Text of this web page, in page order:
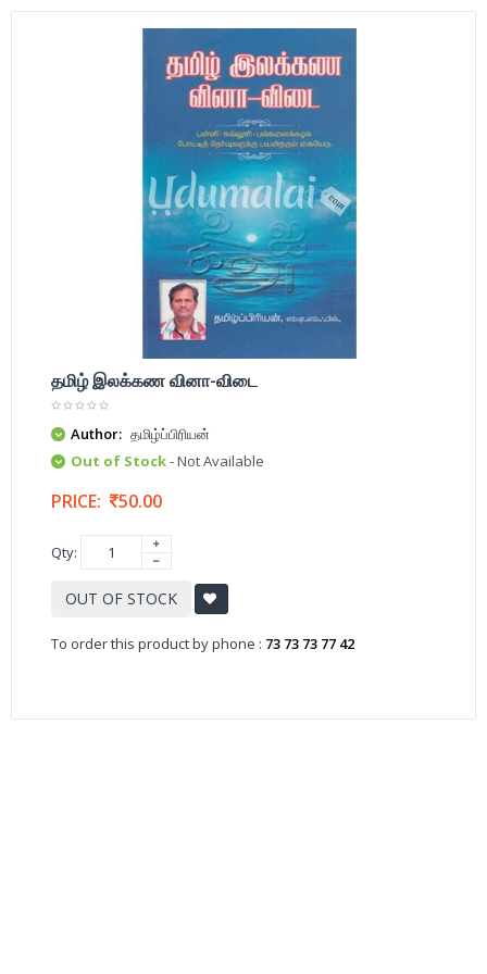
தமிழ் இலக்கண வினா-விடை
Author: தமிழ்ப்பிரியன்
Out of Stock- Not Available
PRICE: 50.00
Qty:
OUT OF STOCK
To order this product by phone : 73 73 73 77 42